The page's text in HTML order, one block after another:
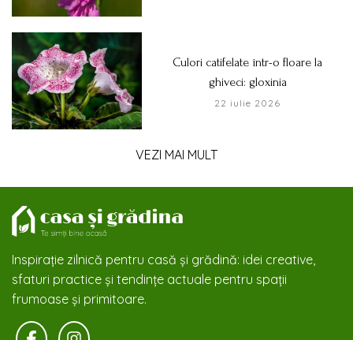
Culori catifelate într-o floare la
ghiveci: gloxinia
22 iulie 2026
VEZI MAI MULT
Inspirație zilnică pentru casă și grădină: idei creative,
sfaturi practice și tendințe actuale pentru spații
frumoase și primitoare.